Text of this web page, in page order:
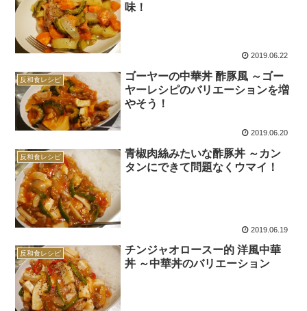
味！
2019.06.22
反和食レシピ
ゴーヤーの中華丼 酢豚風 ～ゴー
ヤーレシピのバリエーションを増
やそう！
2019.06.20
反和食レシピ
青椒肉絲みたいな酢豚丼 ～カン
タンにできて問題なくウマイ！
2019.06.19
反和食レシピ
チンジャオロースー的 洋風中華
丼 ～中華丼のバリエーション